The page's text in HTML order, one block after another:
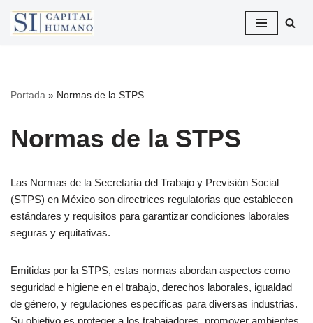
Saltar
Portada » Normas de la STPS
Normas de la STPS
Las Normas de la Secretaría del Trabajo y Previsión Social
(STPS) en México son directrices regulatorias que establecen
estándares y requisitos para garantizar condiciones laborales
seguras y equitativas.
Emitidas por la STPS, estas normas abordan aspectos como
seguridad e higiene en el trabajo, derechos laborales, igualdad
de género, y regulaciones específicas para diversas industrias.